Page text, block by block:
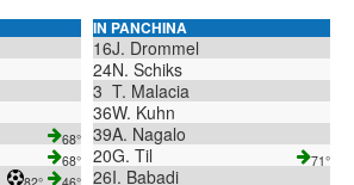
68°
68°
IN PANCHINA
16J. Drommel
24N. Schiks
3 T. Malacia
36W. Kuhn
39A. Nagalo
20G. Til 71°
26I. Babadi